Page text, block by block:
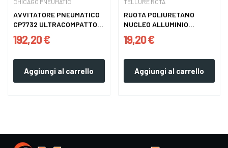
CHICAGO PNEUMATIC
AVVITATORE PNEUMATICO
CP7732 ULTRACOMPATTO
ATT....
192,20 €
Aggiungi al carrello
TELLURE ROTA
RUOTA POLIURETANO
NUCLEO ALLUMINIO
PIASTRA...
19,20 €
Aggiungi al carrello